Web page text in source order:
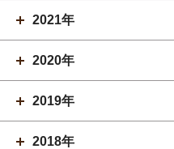
2021年
2020年
2019年
2018年